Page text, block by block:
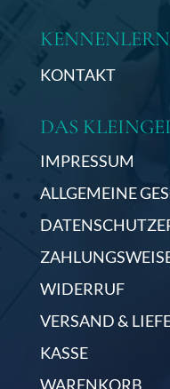
KONTAKT
DAS
IMPRESSUM
ALLGEMEINE
WIDERRUF
VERSAND &
KASSE
WARENKORB